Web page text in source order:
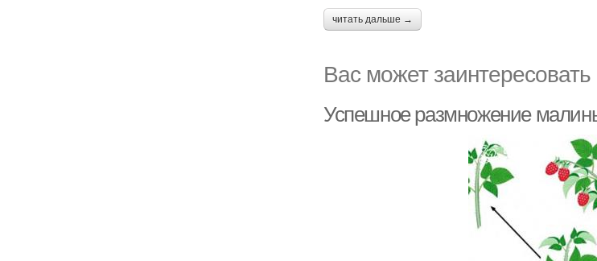
читать дальше →
Вас может заинтересовать
Успешное размножение